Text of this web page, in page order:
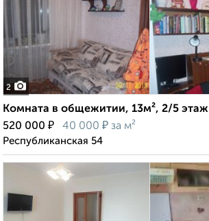
2
Комната в общежитии, 13м², 2/5 этаж
520 000 ₽ 40 000 ₽ за м²
Республиканская 54